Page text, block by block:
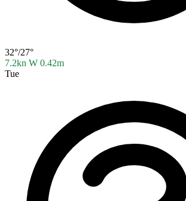
32°/27°
7.2kn W 0.42m
Tue